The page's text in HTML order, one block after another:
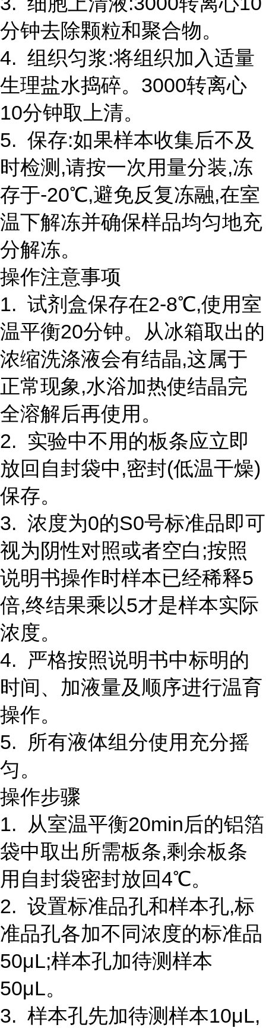
分钟去除颗粒和聚合物。
4. 组织匀浆:将组织加入适量
生理盐水捣碎。3000转离心
10分钟取上清。
5. 保存:如果样本收集后不及
时检测,请按一次用量分装,冻
存于-20℃,避免反复冻融,在室
温下解冻并确保样品均匀地充
分解冻。
操作注意事项
1. 试剂盒保存在2-8℃,使用室
温平衡20分钟。从冰箱取出的
浓缩洗涤液会有结晶,这属于
正常现象,水浴加热使结晶完
全溶解后再使用。
2. 实验中不用的板条应立即
放回自封袋中,密封(低温干燥)
保存。
3. 浓度为0的S0号标准品即可
视为阴性对照或者空白;按照
说明书操作时样本已经稀释5
倍,终结果乘以5才是样本实际
浓度。
4. 严格按照说明书中标明的
时间、加液量及顺序进行温育
操作。
5. 所有液体组分使用充分摇
匀。
操作步骤
1. 从室温平衡20min后的铝箔
袋中取出所需板条,剩余板条
用自封袋密封放回4℃。
2. 设置标准品孔和样本孔,标
准品孔各加不同浓度的标准品
50μL;样本孔加待测样本
50μL。
3. 样本孔先加待测样本10μL,